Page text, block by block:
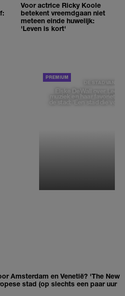
Voor actrice Ricky Koole
betekent vreemdgaan niet
meteen einde huwelijk:
'Leven is kort'
DE STAD VAN
Elske DeWall over
muziek en haar favoriete
de stad: 'Een stad die
Amsterdam en Venetië? 'The New
stad (op slechts een paar uur